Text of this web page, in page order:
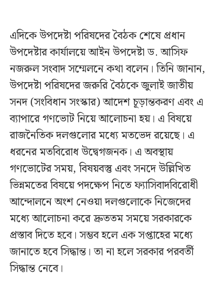
এদিকে উপদেষ্টা পরিষদের বৈঠক শেষে প্রধান
উপদেষ্টার কার্যালয়ে আইন উপদেষ্টা ড. আসিফ
নজরুল সংবাদ সম্মেলনে কথা বলেন। তিনি জানান,
উপদেষ্টা পরিষদের জরুরি বৈঠকে জুলাই জাতীয়
সনদ (সংবিধান সংস্কার) আদেশ চূড়ান্তকরণ এবং এ
ব্যাপারে গণভোট নিয়ে আলোচনা হয়। এ বিষয়ে
রাজনৈতিক দলগুলোর মধ্যে মতভেদ রয়েছে। এ
ধরনের মতবিরোধ উদ্বেগজনক। এ অবস্থায়
গণভোটের সময়, বিষয়বস্তু এবং সনদে উল্লিখিত
ভিন্নমতের বিষয়ে পদক্ষেপ নিতে ফ্যাসিবাদবিরোধী
আন্দোলনে অংশ নেওয়া দলগুলোকে নিজেদের
মধ্যে আলোচনা করে দ্রুততম সময়ে সরকারকে
প্রস্তাব দিতে হবে। সম্ভব হলে এক সপ্তাহের মধ্যে
জানাতে হবে সিদ্ধান্ত। তা না হলে সরকার পরবর্তী
সিদ্ধান্ত নেবে।